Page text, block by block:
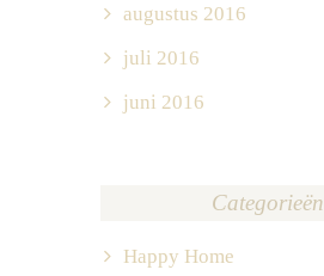
augustus 2016
juli 2016
juni 2016
Categorieën
Happy Home